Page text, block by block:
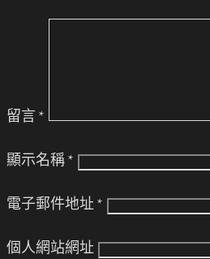
留言 *
顯示名稱 *
電子郵件地址 *
個人網站網址